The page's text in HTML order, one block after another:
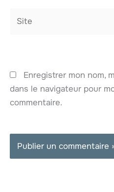
Enregistrer mon nom,
dans le navigateur pour
commentaire.